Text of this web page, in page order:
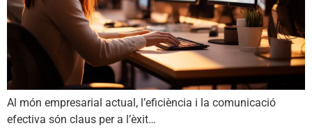
Al món empresarial actual, l’eficiència i la comunicació
efectiva són claus per a l’èxit…